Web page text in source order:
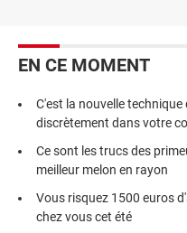
EN CE MOMENT
C'est la nouvelle
discrètement dans votre
Ce sont les trucs des
meilleur melon en rayon
Vous risquez 1500 euros
chez vous cet été